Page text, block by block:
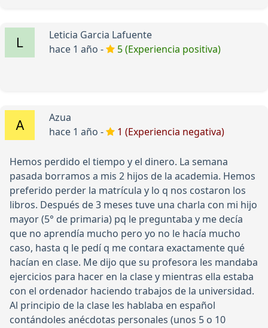
Leticia Garcia Lafuente
hace 1 año -
5 (Experiencia positiva)
Azua
hace 1 año -
1 (Experiencia negativa)
Hemos perdido el tiempo y el dinero. La semana
pasada borramos a mis 2 hijos de la academia. Hemos
preferido perder la matrícula y lo q nos costaron los
libros. Después de 3 meses tuve una charla con mi hijo
mayor (5° de primaria) pq le preguntaba y me decía
que no aprendía mucho pero yo no le hacía mucho
caso, hasta q le pedí q me contara exactamente qué
hacían en clase. Me dijo que su profesora les mandaba
ejercicios para hacer en la clase y mientras ella estaba
con el ordenador haciendo trabajos de la universidad.
Al principio de la clase les hablaba en español
contándoles anécdotas personales (unos 5 o 10